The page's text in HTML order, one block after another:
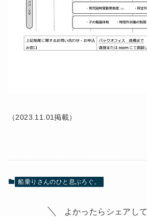
（2023.11.01掲載）
船乗りさんのひと息ぶろぐ。
よかったらシェアして